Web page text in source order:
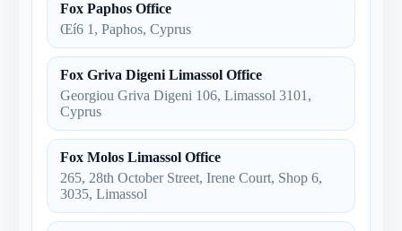
Fox Paphos Office
Œí6 1, Paphos, Cyprus
Fox Griva Digeni Limassol Office
Georgiou Griva Digeni 106, Limassol 3101,
Cyprus
Fox Molos Limassol Office
265, 28th October Street, Irene Court, Shop 6,
3035, Limassol